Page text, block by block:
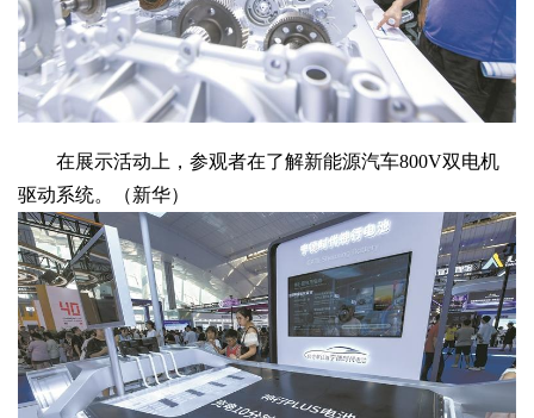
在展示活动上，参观者在了解新能源汽车800V双电机
驱动系统。（新华）